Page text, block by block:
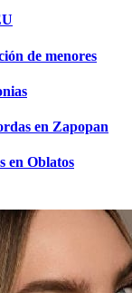
de menores
en Zapopan
en Oblatos